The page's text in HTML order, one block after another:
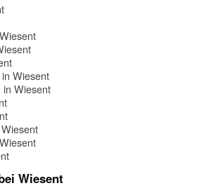
Wiesent
Wiesent
Wiesent